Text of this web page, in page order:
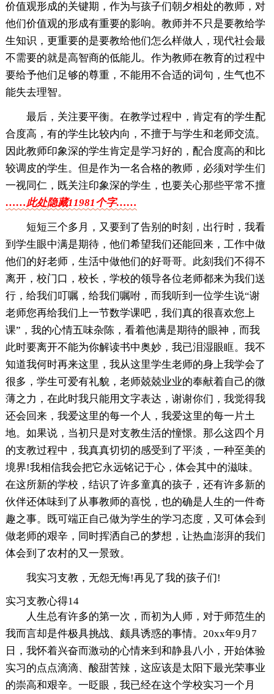
价值观形成的关键期，作为与孩子们朝夕相处的教师，对
他们价值观的形成有重要的影响。教师并不只是要教给学
生知识，更重要的是要教给他们怎么样做人，现代社会最
不需要的就是高智商的低能儿。作为教师在教育的过程中
要给予他们足够的尊重，不能用不合适的词句，生气也不
能失去理智。
最后，关注要平衡。在教学过程中，肯定有的学生配
合度高，有的学生比较内向，不擅于与学生和老师交流。
因此教师印象深的学生肯定是学习好的，配合度高的和比
较调皮的学生。但是作为一名合格的教师，必须对学生们
一视同仁，既关注印象深的学生，也要关心那些平常不擅
……此处隐藏11981个字……
短短三个多月，又要到了告别的时刻，出行时，我看
到学生眼中满是期待，他们希望我们还能回来，工作中做
他们的好老师，生活中做他们的好哥哥。此刻我们不得不
离开，校门口，校长，学校的领导各位老师都来为我们送
行，给我们叮嘱，给我们嘱咐，而我听到一位学生说“谢
老师您再给我们上一节数学课吧，我们真的很喜欢您上
课”，我的心情五味杂陈，看着他满是期待的眼神，而我
此时要离开不能为你解读书中奥妙，我已泪湿眼眶。我不
知道我何时再来这里，我从这里学生老师的身上我学会了
很多，学生可爱有礼貌，老师兢兢业业的奉献着自己的微
薄之力，在此时我只能用文字表达，谢谢你们，我觉得我
还会回来，我爱这里的每一个人，我爱这里的每一片土
地。如果说，当初只是对支教生活的憧憬。那么这四个月
的支教过程中，我真真切切的感受到了平淡，一种至美的
境界!我相信我会把它永远铭记于心，体会其中的滋味。
在这所新的学校，结识了许多童真的孩子，还有许多新的
伙伴还体味到了从事教师的喜悦，也的确是人生的一件奇
趣之事。既可端正自己做为学生的学习态度，又可体会到
做老师的艰辛，同时挥洒自己的梦想，让热血澎湃的我们
体会到了农村的又一景致。
我实习支教，无怨无悔!再见了我的孩子们!
实习支教心得14
人生总有许多的第一次，而初为人师，对于师范生的
我而言却是件极具挑战、颇具诱惑的事情。20xx年9月7
日，我怀着兴奋而激动的心情来到和静县八小，开始体验
实习的点点滴滴、酸甜苦辣，这应该是太阳下最光荣事业
的崇高和艰辛。一眨眼，我已经在这个学校实习一个月